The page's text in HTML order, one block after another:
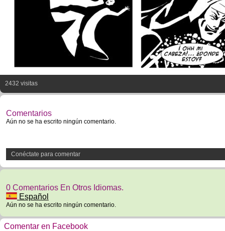
2432 visitas
Comentarios
Aún no se ha escrito ningún comentario.
Conéctate para comentar
0 Comentarios En Otros Idiomas.
Español
Aún no se ha escrito ningún comentario.
Comentar en Facebook